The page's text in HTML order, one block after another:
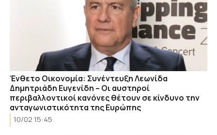
Ένθετο Οικονομία: Συνέντευξη Λεωνίδα
Δημητριάδη Ευγενίδη – Οι αυστηροί
περιβαλλοντικοί κανόνες θέτουν σε κίνδυνο την
ανταγωνιστικότητα της Ευρώπης
10/02 15:45